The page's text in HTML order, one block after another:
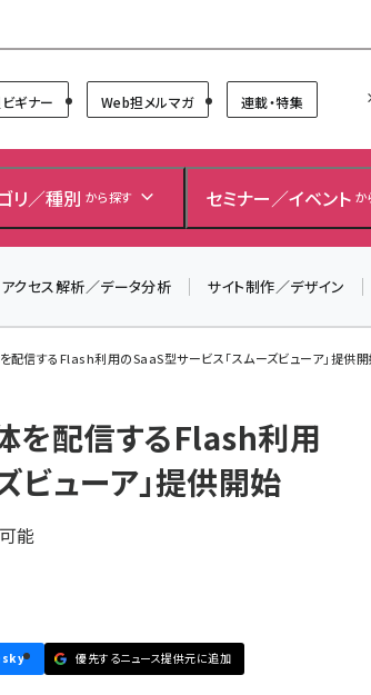
ギナー Web担メルマガ 連載・特集
リ／種別 から探す セミナー／イベント か
アクセス解析／データ分析 サイト制作／デザイン
配信するFlash利用のSaaS型サービス「スムーズビューア」提供
を配信するFlash利用
ビューア」提供開始
能
優先するニュース提供元に追加
日開催、申し込み受付中！ ／
をマーケティング等に活用するための考え方を
ーイベント「生成AI × マーケティング フォー
開催！
みはこちらから▼